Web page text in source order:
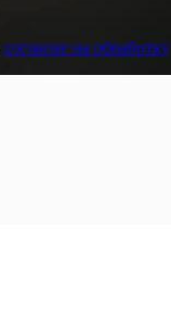
согласие на обработку